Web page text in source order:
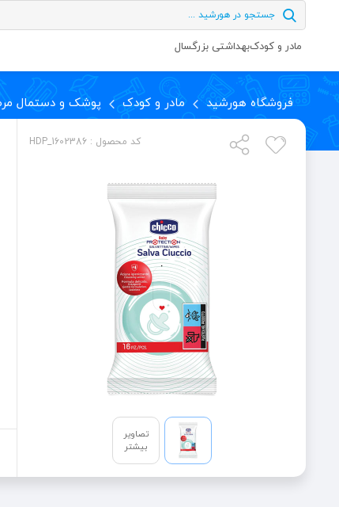
مادر و کودکبهداشتی بزرگسال
فروشگاه هورشید مادر و کودک پوشک و دستمال
کد محصول : HDP_1602386
تصاویر
بیشتر